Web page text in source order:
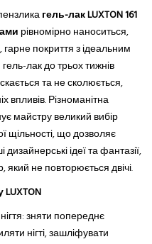
гель-лак LUXTON 161
рівномірно наноситься,
гарне покриття з ідеальним
лак до трьох тижнів
тане сколюється,
впливів. Різноманітна
майстру великий вибір
щільності, що дозволяє
ідеї та фантазії,
не повторюється двічі.
зняти попереднє
нігті, зашліфувати